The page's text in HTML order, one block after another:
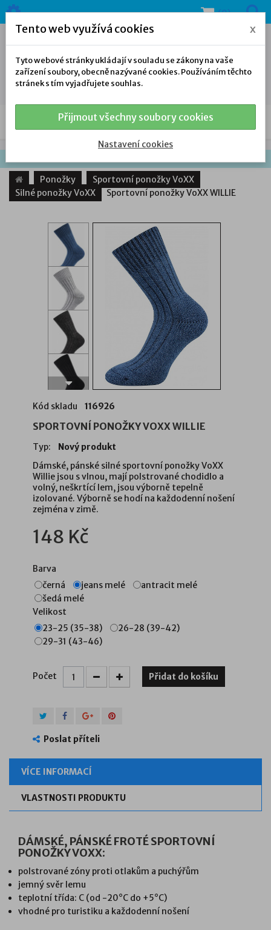
(0)
NAŠE NABÍDKA
Ponožky
Sportovní ponožky VoXX
Silné ponožky VoXX
Sportovní ponožky VoXX WILLIE
Kód skladu 116926
SPORTOVNÍ PONOŽKY VOXX WILLIE
Typ:
Nový produkt
Dámské, pánské silné sportovní ponožky VoXX
Willie jsou s vlnou, mají polstrované chodidlo a
volný, neškrtící lem, jsou výborně tepelně
izolované. Výborně se hodí na každodenní nošení
zejména v zimě.
148 Kč
Barva
černá
jeans melé
antracit melé
šedá melé
Velikost
23-25 (35-38)
26-28 (39-42)
29-31 (43-46)
Počet Přidat do košíku
Poslat příteli
VÍCE INFORMACÍ
VLASTNOSTI PRODUKTU
DÁMSKÉ, PÁNSKÉ FROTÉ SPORTOVNÍ
PONOŽKY VOXX:
polstrované zóny proti otlakům a puchýřům
jemný svěr lemu
teplotní třída: C (od -20°C do +5°C)
vhodné pro turistiku a každodenní nošení
Tento web využívá cookies x
Tyto webové stránky ukládají v souladu se zákony na vaše
zařízení soubory, obecně nazývané cookies. Používáním těchto
stránek s tím vyjadřujete souhlas.
Přijmout všechny soubory cookies
Nastavení cookies